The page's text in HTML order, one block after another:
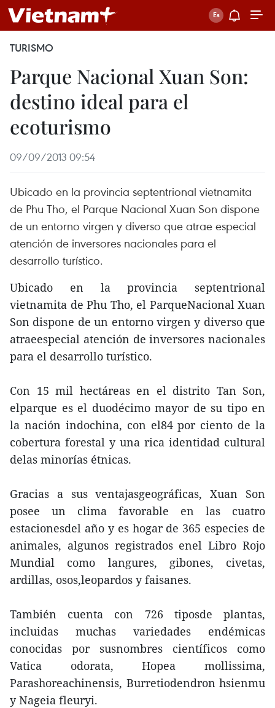
TURISMO
Parque Nacional Xuan Son:
destino ideal para el
ecoturismo
09/09/2013 09:54
Ubicado en la provincia septentrional vietnamita
de Phu Tho, el Parque Nacional Xuan Son dispone
de un entorno virgen y diverso que atrae especial
atención de inversores nacionales para el
desarrollo turístico.
Ubicado en la provincia septentrional
vietnamita de Phu Tho, el ParqueNacional Xuan
Son dispone de un entorno virgen y diverso que
atraeespecial atención de inversores nacionales
para el desarrollo turístico.
Con 15 mil hectáreas en el distrito Tan Son,
elparque es el duodécimo mayor de su tipo en
la nación indochina, con el84 por ciento de la
cobertura forestal y una rica identidad cultural
delas minorías étnicas.
Gracias a sus ventajasgeográficas, Xuan Son
posee un clima favorable en las cuatro
estacionesdel año y es hogar de 365 especies de
animales, algunos registrados enel Libro Rojo
Mundial como langures, gibones, civetas,
ardillas, osos,leopardos y faisanes.
También cuenta con 726 tiposde plantas,
incluidas muchas variedades endémicas
conocidas por susnombres científicos como
Vatica odorata, Hopea mollissima,
Parashoreachinensis, Burretiodendron hsienmu
y Nageia fleuryi.